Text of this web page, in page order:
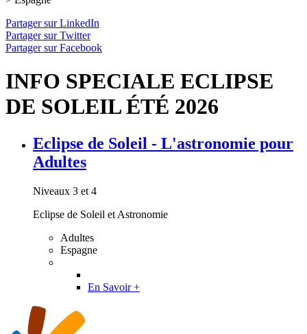
Partager sur LinkedIn
Partager sur Twitter
Partager sur Facebook
INFO SPECIALE ECLIPSE
DE SOLEIL ÉTÉ 2026
Eclipse de Soleil - L'astronomie pour
Adultes
Niveaux 3 et 4
Eclipse de Soleil et Astronomie
Adultes
Espagne
En Savoir +